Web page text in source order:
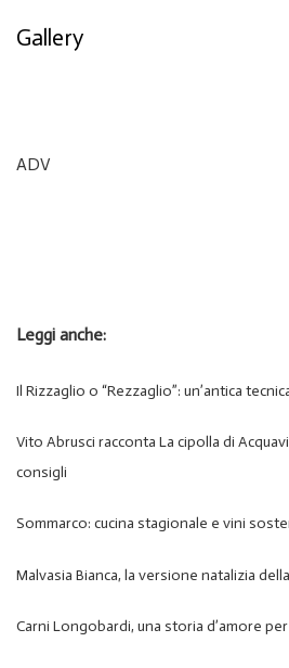
Gallery
ADV
Leggi anche:
Il Rizzaglio o “Rezzaglio”: un’antica
Vito Abrusci racconta La cipolla di
consigli
Sommarco: cucina stagionale e vini
Malvasia Bianca, la versione natalizia
Carni Longobardi, una storia d’amore per